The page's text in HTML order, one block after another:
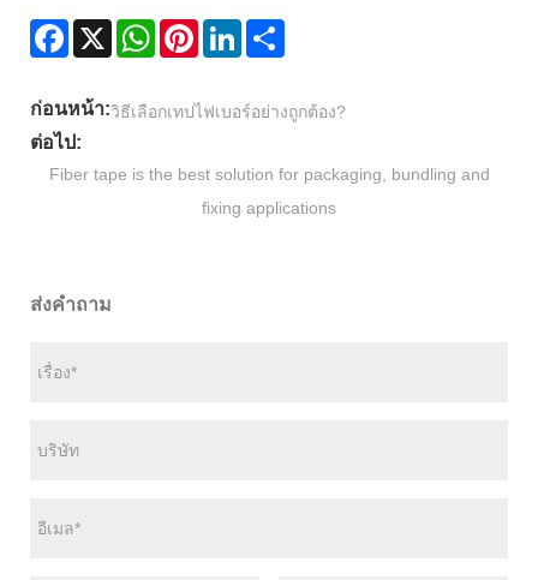
Facebook
X WhatsAppPinterestLinkedIn
ก่อนหน้า:วิธีเลือกเทปไฟเบอร์อย่างถูกต้อง?
ต่อไป:
Fiber tape is the best solution for packaging, bundling and
fixing applications
ส่งคำถาม